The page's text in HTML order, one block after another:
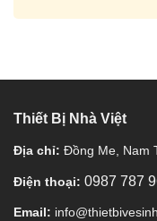
Thiết Bị Nhà Việt
Địa chỉ: Đồng Me, Nam
Điện thoại: 0987 787
Email: